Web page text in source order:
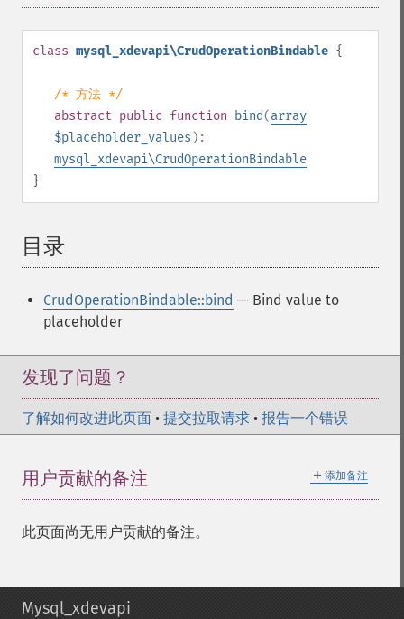
class mysql_xdevapi\CrudOperationBindable {
/* 方法 */
abstract public function bind(array
$placeholder_values ):
mysql_xdevapi\CrudOperationBindable
}
目录
CrudOperationBindable::bind — Bind value to
placeholder
发现了问题？
了解如何改进此页面 • 提交拉取请求 • 报告一个错误
＋ 添加备注
用户贡献的备注
此页面尚无用户贡献的备注。
Mysql_xdevapi